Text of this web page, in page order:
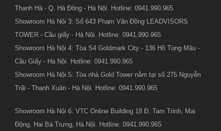
Thanh Hà - Q. Hà Đông - Hà Nội. Hotline: 0941.990.965
Showroom Hà Nội 3: Số 643 Phạm Văn Đồng LEADVISORS
TOWER - Cầu giấy - Hà Nội. Hotline: 0941.990.965
Showroom Hà Nội 4: Tòa S4 Goldmark City - 136 Hồ Tùng Mậu -
Cầu Giấy - Hà Nội. Hotline: 0941.990.965
Showroom Hà Nội 5: Tòa nhà Gold Tower nằm tại số 275 Nguyễn
Trãi - Thanh Xuân - Hà Nội. Hotline: 0941.990.965
Showroom Hà Nội 6: VTC Online Building 18 Đ. Tam Trinh, Mai
Động, Hai Bà Trưng, Hà Nội. Hotline: 0941.990.965